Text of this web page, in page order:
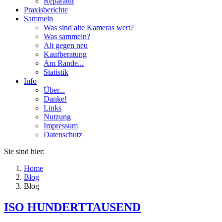
Praxisberichte
Sammeln
Was sind alte Kameras wert?
Was sammeln?
Alt gegen neu
Kaufberatung
Am Rande...
Statistik
Info
Über...
Danke!
Links
Nutzung
Impressum
Datenschutz
Sie sind hier:
Home
Blog
Blog
ISO HUNDERTTAUSEND